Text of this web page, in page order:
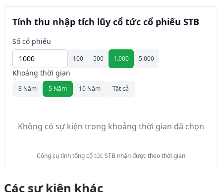
Tính thu nhập tích lũy cổ tức cổ phiếu STB
Số cổ phiếu
100 500 1.000 5.000
Khoảng thời gian
3 Năm 5 Năm 10 Năm Tất cả
Không có sự kiện trong khoảng thời gian đã chọn
Công cụ tính tổng cổ tức STB nhận được theo thời gian
Các sự kiện khác